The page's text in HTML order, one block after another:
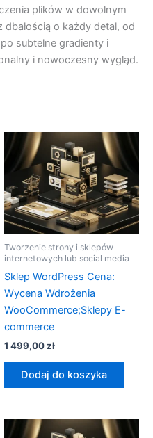
plików w dowolnym
o każdy detal, od
subtelne gradienty i
i nowoczesny wygląd.
Tworzenie strony i sklepów
internetowych lub social media
Sklep WordPress Cena:
Wycena Wdrożenia
WooCommerce;Sklepy E-
commerce
1 499,00zł
Dodaj do koszyka